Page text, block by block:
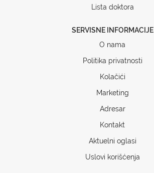
Lista doktora
SERVISNE INFORMACIJE
O nama
Politika privatnosti
Kolačići
Marketing
Adresar
Kontakt
Aktuelni oglasi
Uslovi korišćenja